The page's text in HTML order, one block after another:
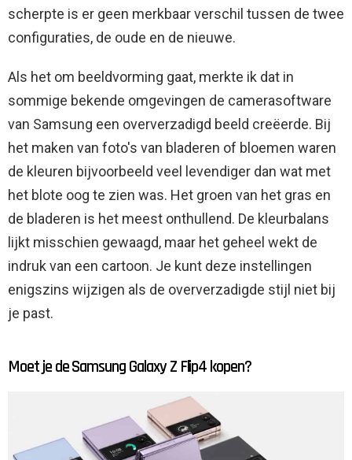
scherpte is er geen merkbaar verschil tussen de twee
configuraties, de oude en de nieuwe.
Als het om beeldvorming gaat, merkte ik dat in
sommige bekende omgevingen de camerasoftware
van Samsung een oververzadigd beeld creëerde. Bij
het maken van foto's van bladeren of bloemen waren
de kleuren bijvoorbeeld veel levendiger dan wat met
het blote oog te zien was. Het groen van het gras en
de bladeren is het meest onthullend. De kleurbalans
lijkt misschien gewaagd, maar het geheel wekt de
indruk van een cartoon. Je kunt deze instellingen
enigszins wijzigen als de oververzadigde stijl niet bij
je past.
Moet je de Samsung Galaxy Z Flip4 kopen?